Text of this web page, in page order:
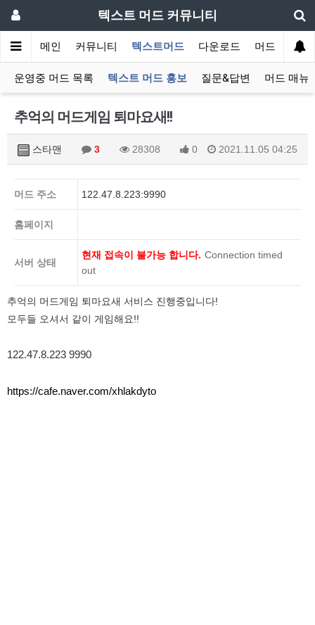
텍스트 머드 커뮤니티
메인 커뮤니티 텍스트머드 다운로드 머드 잡담
운영중 머드 목록 텍스트 머드 홍보 질문&답변 머드 매뉴
추억의 머드게임 퇴마요새!!
스타맨 3 28308 0 2021.11.05 04:25
머드 주소 122.47.8.223:9990
홈페이지
서버 상태
현재 접속이 불가능 합니다. Connection timed
out
추억의 머드게임 퇴마요새 서비스 진행중입니다!
모두들 오셔서 같이 게임해요!!
122.47.8.223 9990
https://cafe.naver.com/xhlakdyto